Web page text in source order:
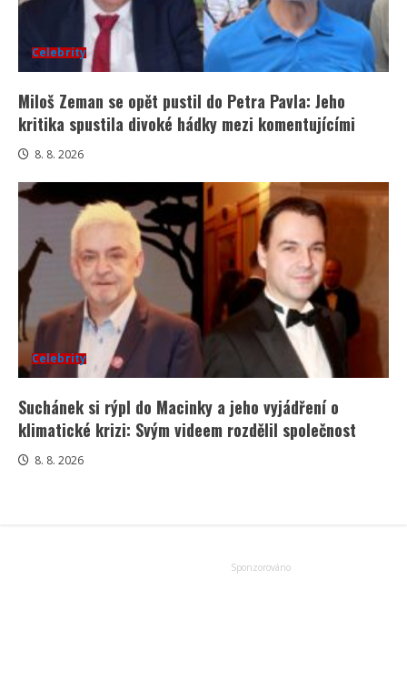
Celebrity
Miloš Zeman se opět pustil do Petra Pavla: Jeho
kritika spustila divoké hádky mezi komentujícími
8. 8. 2026
Celebrity
Suchánek si rýpl do Macinky a jeho vyjádření o
klimatické krizi: Svým videem rozdělil společnost
8. 8. 2026